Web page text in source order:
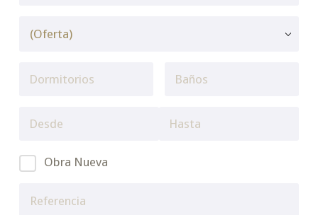
Obra Nueva